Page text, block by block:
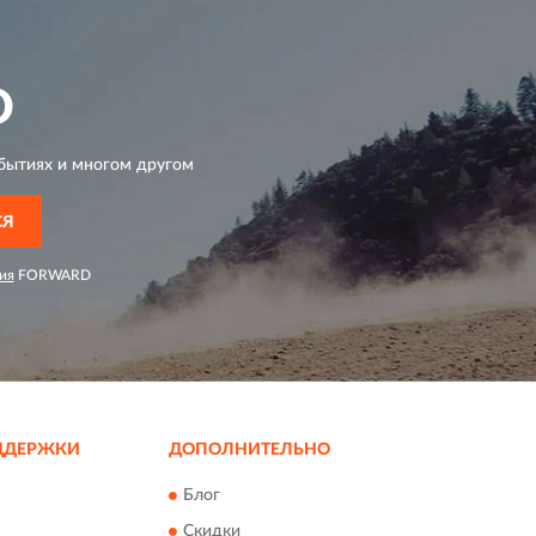
и многом другом
FORWARD
ДОПОЛНИТЕЛЬНО
Блог
Скидки